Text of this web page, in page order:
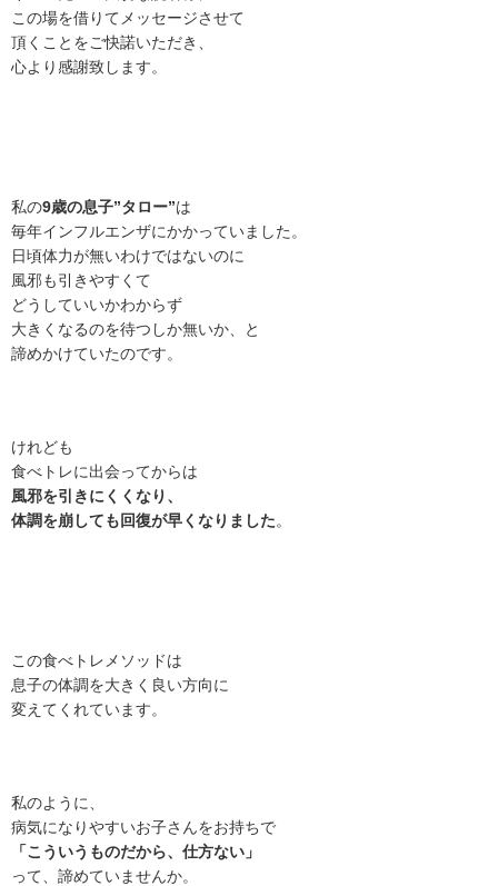
この場を借りてメッセージさせて
頂くことをご快諾いただき、
心より感謝致します。
私の9歳の息子”タロー”は
毎年インフルエンザにかかっていました。
日頃体力が無いわけではないのに
風邪も引きやすくて
どうしていいかわからず
大きくなるのを待つしか無いか、と
諦めかけていたのです。
けれども
食べトレに出会ってからは
風邪を引きにくくなり、
体調を崩しても回復が早くなりました。
この食べトレメソッドは
息子の体調を大きく良い方向に
変えてくれています。
私のように、
病気になりやすいお子さんをお持ちで
「こういうものだから、仕方ない」
って、諦めていませんか。